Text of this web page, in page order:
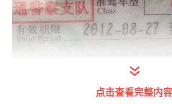
打开今日头条查看图片详
C1驾照可以准驾哪些车型？
点击查看完整内容